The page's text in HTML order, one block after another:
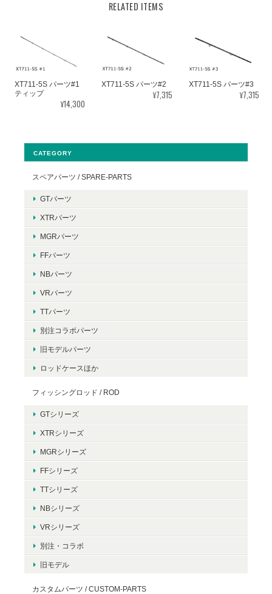
RELATED ITEMS
XT711-5S パーツ#1
ティップ
¥14,300
XT711-5S パーツ#2
¥7,315
XT711-5S パーツ#3
¥7,315
CATEGORY
スペアパーツ / SPARE-PARTS
GTパーツ
XTRパーツ
MGRパーツ
FFパーツ
NBパーツ
VRパーツ
TTパーツ
別注コラボパーツ
旧モデルパーツ
ロッドケースほか
フィッシングロッド / ROD
GTシリーズ
XTRシリーズ
MGRシリーズ
FFシリーズ
TTシリーズ
NBシリーズ
VRシリーズ
別注・コラボ
旧モデル
カスタムパーツ / CUSTOM-PARTS